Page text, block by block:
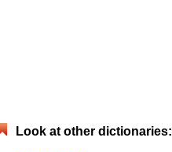
Look at other dictionaries: